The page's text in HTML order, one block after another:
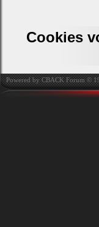
Cookies
Powered by CBACK Forum ©